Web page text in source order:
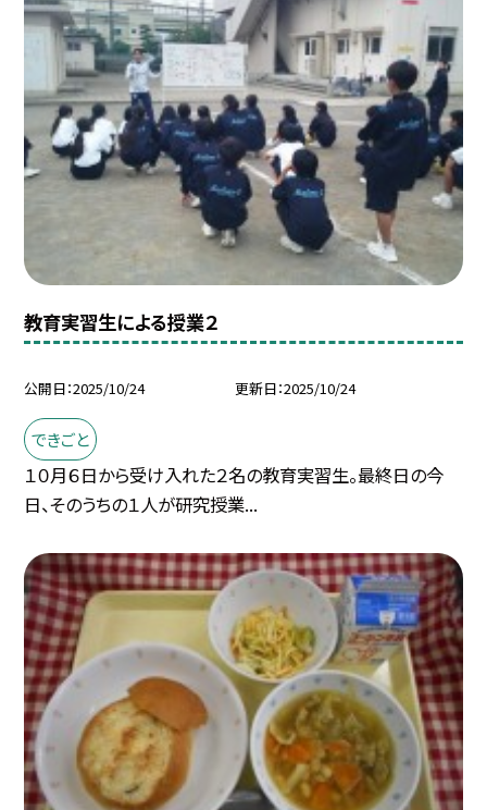
教育実習生による授業２
公開日 2025/10/24 更新日 2025/10/24
できごと
１０月６日から受け入れた２名の教育実習生。最終日の今
日、そのうちの１人が研究授業...